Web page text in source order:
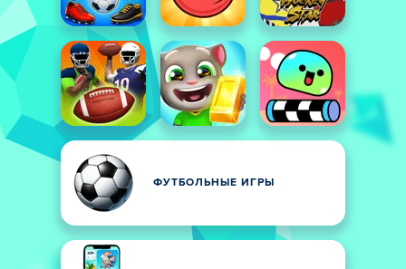
ФУТБОЛЬНЫЕ ИГРЫ